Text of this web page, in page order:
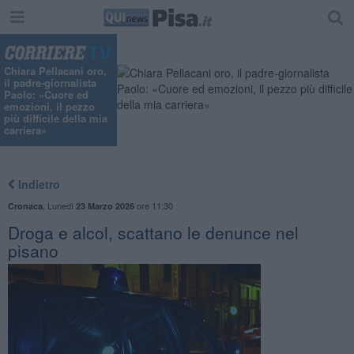
Chiara Pellacani oro,
il padre-giornalista
Paolo: «Cuore ed
emozioni, il pezzo
più difficile della mia
carriera»
Indietro
Cronaca Lunedì 23 Marzo 2026ore 11:30
Droga e alcol, scattano le denunce nel
pisano